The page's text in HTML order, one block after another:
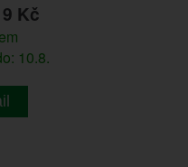
Kč
10.8.